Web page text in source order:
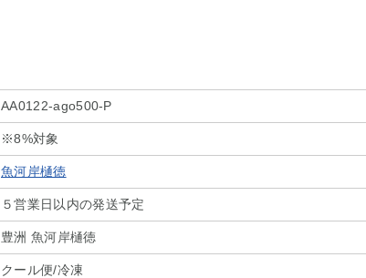
AA0122-ago500-P
※8%対象
魚河岸樋徳
５営業日以内の発送予定
豊洲 魚河岸樋徳
クール便/冷凍